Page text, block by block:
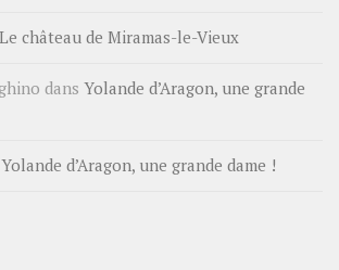
Le château de Miramas-le-Vieux
dans Yolande d’Aragon, une grande
Yolande d’Aragon, une grande dame !